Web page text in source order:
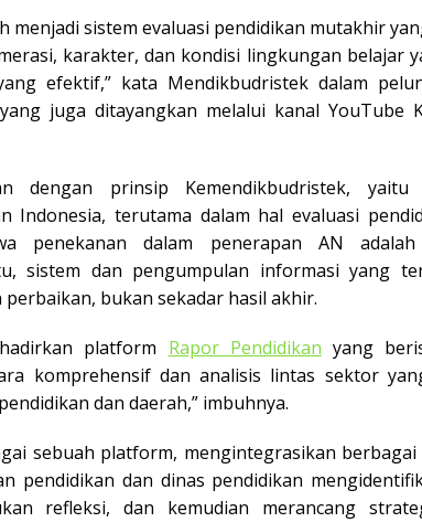
menjadi sistem evaluasi pendidikan mutakhir
karakter, dan kondisi lingkungan belajar
efektif,” kata Mendikbudristek dalam
juga ditayangkan melalui kanal YouTube
dengan prinsip Kemendikbudristek, yaitu
Indonesia, terutama dalam hal evaluasi
penekanan dalam penerapan AN
sistem dan pengumpulan informasi yang
bukan sekadar hasil akhir.
platform Rapor Pendidikan yang
komprehensif dan analisis lintas sektor
dan daerah,” imbuhnya.
sebuah platform, mengintegrasikan berbagai
pendidikan dan dinas pendidikan
refleksi, dan kemudian merancang